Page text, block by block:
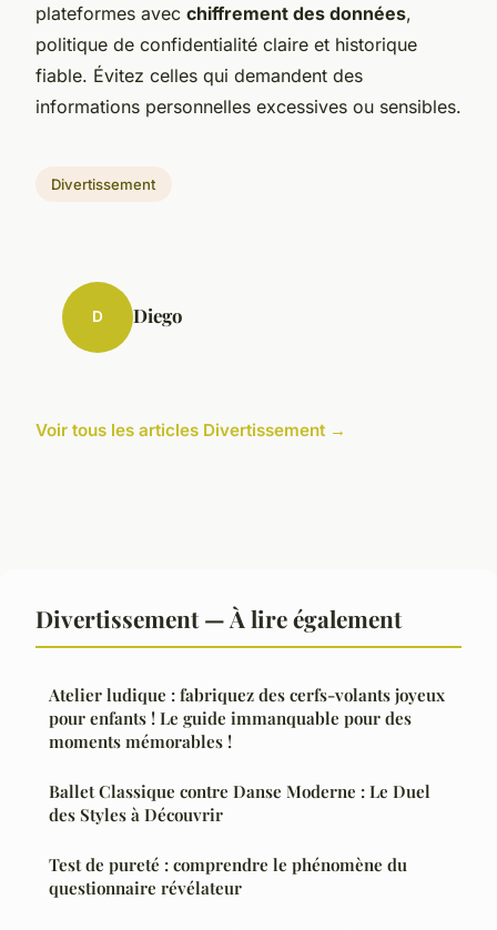
plateformes avec chiffrement des données,
politique de confidentialité claire et historique
fiable. Évitez celles qui demandent des
informations personnelles excessives ou sensibles.
Divertissement
D Diego
Voir tous les articles Divertissement →
Divertissement — À lire également
Atelier ludique : fabriquez des cerfs-volants joyeux
pour enfants ! Le guide immanquable pour des
moments mémorables !
Ballet Classique contre Danse Moderne : Le Duel
des Styles à Découvrir
Test de pureté : comprendre le phénomène du
questionnaire révélateur